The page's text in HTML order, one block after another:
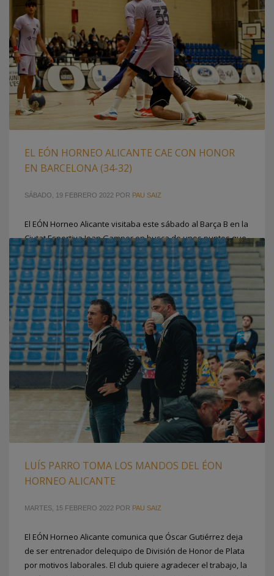
EL EÓN HORNEO ALICANTE CAE CON HONOR
EN BARCELONA (34-32)
SÁBADO, 19 FEBRERO 2022 POR PAU SAIZ
El EÓN Horneo Alicante visitaba este sábado al Barça B en la
Ciutat Esportiva Joan Gamper en busca de unos puntos que
le certificaran matemáticamente su clasificación para la
segunda fase y afrontarán el final de liga con más
tranquilidad. A punto estuvo de lograrlo (34-32) en un
encuentro en el que demostró que lucha
PUBLICADO EN
CLUBES
ETIQUETADO BAJO: DIVISIÓN DE HONOR PLATA MASCULINA, EÓN
HORNEO ALICANTE,LUIS PARRO
LUÍS PARRO TOMA LOS MANDOS DEL ÉON
HORNEO ALICANTE
MARTES, 15 FEBRERO 2022 POR PAU SAIZ
El EÓN Horneo Alicante comunica que Óscar Gutiérrez deja
de ser entrenador delequipo de División de Honor de Plata
por motivos laborales. El club quiere agradecer el trabajo, la
1 2 3